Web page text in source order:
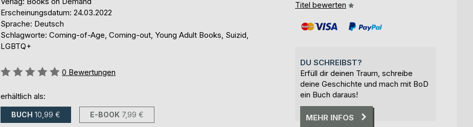
Erscheinungsdatum: 24.03.2022
Sprache: Deutsch
Schlagworte: Coming-of-Age, Coming-out, Young Adult Books, Suizid,
LGBTQ+
Bewertung::
0 Bewertungen
erhältlich als:
BUCH 10,99 € E-BOOK 7,99 €
Titel bewerten
DU SCHREIBST?
Erfüll dir deinen Traum, schreibe
deine Geschichte und mach mit BoD
ein Buch daraus!
MEHR INFOS